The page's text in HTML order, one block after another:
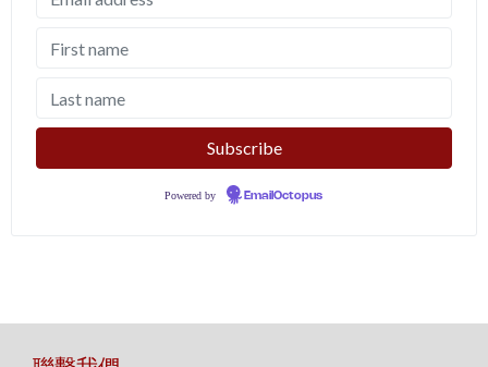
Powered by EmailOctopus